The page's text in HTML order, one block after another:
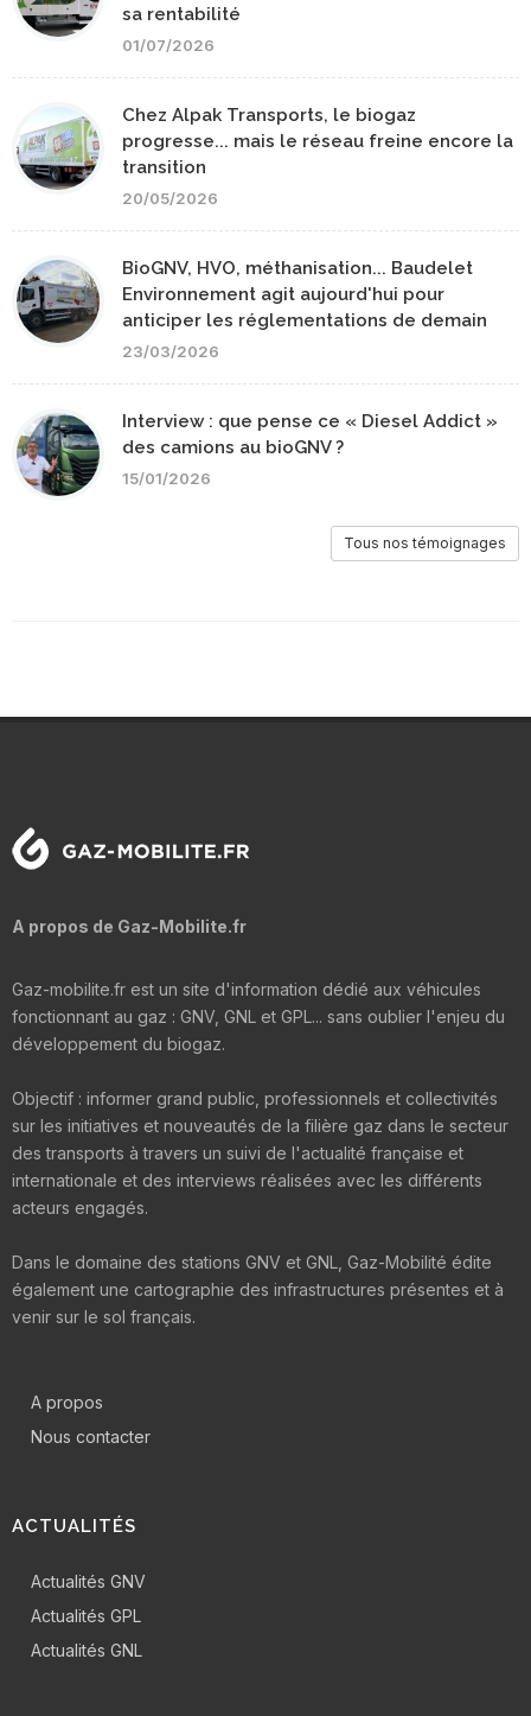
sa rentabilité
01/07/2026
Chez Alpak Transports, le biogaz
progresse... mais le réseau freine encore la
transition
20/05/2026
BioGNV, HVO, méthanisation... Baudelet
Environnement agit aujourd'hui pour
anticiper les réglementations de demain
23/03/2026
Interview : que pense ce « Diesel Addict »
des camions au bioGNV ?
15/01/2026
Tous nos témoignages
A propos de Gaz-Mobilite.fr
Gaz-mobilite.fr est un site d'information dédié aux véhicules
fonctionnant au gaz : GNV, GNL et GPL... sans oublier l'enjeu du
développement du biogaz.
Objectif : informer grand public, professionnels et collectivités
sur les initiatives et nouveautés de la filière gaz dans le secteur
des transports à travers un suivi de l'actualité française et
internationale et des interviews réalisées avec les différents
acteurs engagés.
Dans le domaine des stations GNV et GNL, Gaz-Mobilité édite
également une cartographie des infrastructures présentes et à
venir sur le sol français.
A propos
Nous contacter
ACTUALITÉS
Actualités GNV
Actualités GPL
Actualités GNL